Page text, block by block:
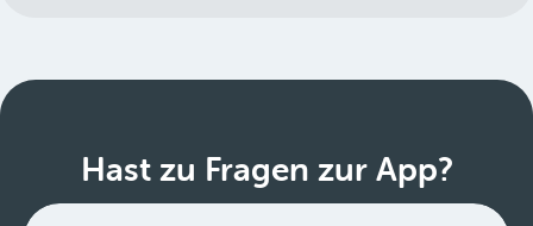
Hast zu Fragen zur App?